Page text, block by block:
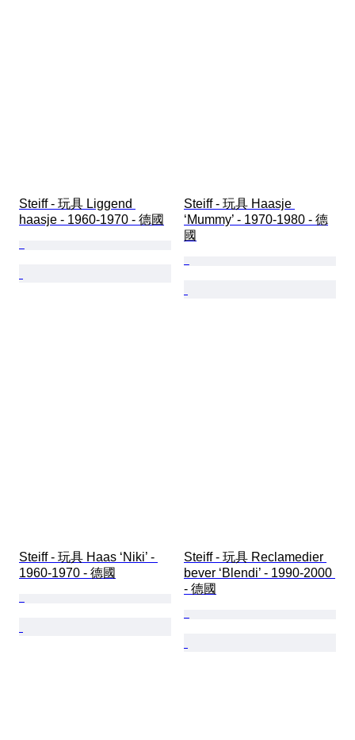
Steiff - 玩具 Liggend
haasje - 1960-1970 - 德國
Steiff - 玩具 Haasje
‘Mummy’ - 1970-1980 - 德
國
Steiff - 玩具 Haas ‘Niki’ -
1960-1970 - 德國
Steiff - 玩具 Reclamedier
bever ‘Blendi’ - 1990-2000
- 德國